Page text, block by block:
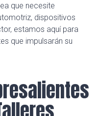
que necesite
dispositivos
estamos aquí para
que impulsarán su